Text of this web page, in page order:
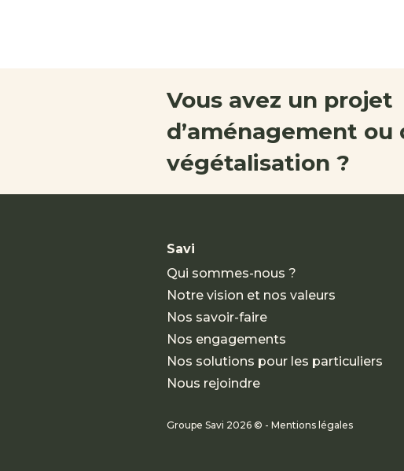
Vous avez un projet
d’aménagement ou
végétalisation ?
Savi
Qui sommes-nous ?
Notre vision et nos valeurs
Nos savoir-faire
Nos engagements
Nos solutions pour les particuliers
Nous rejoindre
Groupe Savi 2026 © - Mentions légales